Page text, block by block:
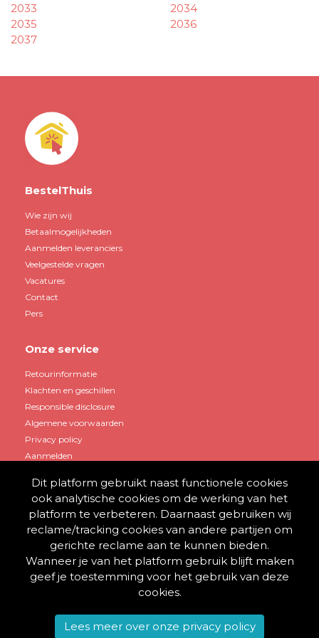
2033
2034
2035
2036
2037
BestelThuis
Wie zijn wij
Betaalmogelijkheden
Aanmelden leveranciers
Veelgestelde vragen
Vacatures
Contact
Pers
Onze service
Retourinformatie
Klachten en geschillen
Responsible disclosure
Algemene voorwaarden
Privacy policy
Aanmelden
Mijn account
Account aanmaken
Winkelwagen
Inloggen
© 2013 - 2026 BestelThuis
Alle rechten voorbehouden.
Dit platform gebruikt naast functionele cookies
ook analytische cookies om de werking van het
platform te verbeteren. Daarnaast gebruiken wij
reclame/tracking cookies van andere partijen om
gerichte reclame aan te kunnen bieden.
Wanneer je van het platform gebruik blijft maken
geef je toestemming voor het gebruik van deze
cookies.
Lees meer over onze privacy policy